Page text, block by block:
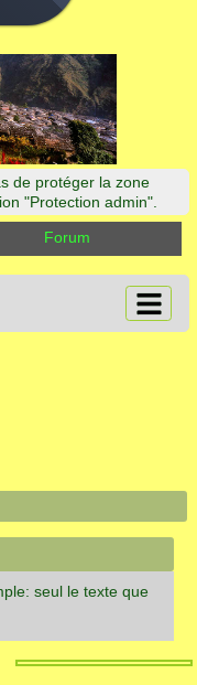
de protéger la zone
"Protection admin".
Forum
seul le texte que